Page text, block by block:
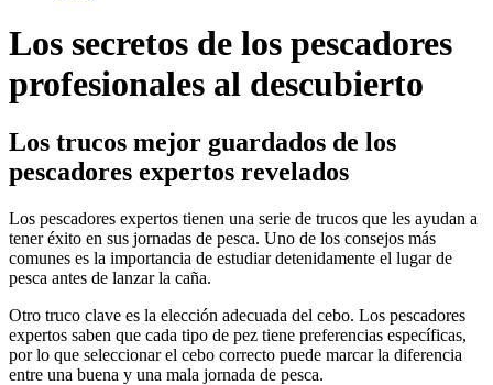
Los secretos de los pescadores
profesionales al descubierto
Los trucos mejor guardados de los
pescadores expertos revelados
Los pescadores expertos tienen una serie de trucos que les ayudan a
tener éxito en sus jornadas de pesca. Uno de los consejos más
comunes es la importancia de estudiar detenidamente el lugar de
pesca antes de lanzar la caña.
Otro truco clave es la elección adecuada del cebo. Los pescadores
expertos saben que cada tipo de pez tiene preferencias específicas,
por lo que seleccionar el cebo correcto puede marcar la diferencia
entre una buena y una mala jornada de pesca.